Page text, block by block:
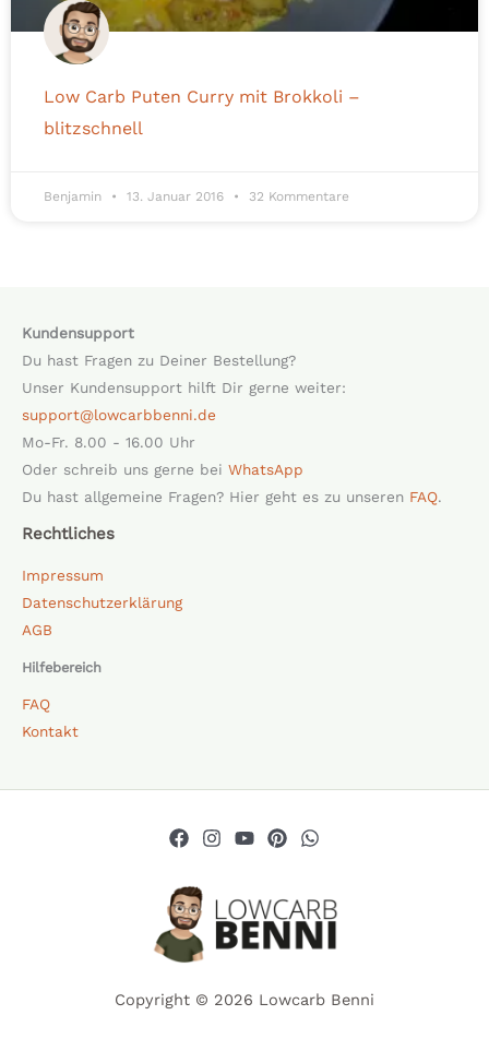
Low Carb Puten Curry mit Brokkoli –
blitzschnell
Benjamin 13. Januar 2016 32 Kommentare
Kundensupport
Du hast Fragen zu Deiner Bestellung?
Unser Kundensupport hilft Dir gerne weiter:
support@lowcarbbenni.de
Mo-Fr. 8.00 - 16.00 Uhr
Oder schreib uns gerne bei WhatsApp
Du hast allgemeine Fragen? Hier geht es zu unseren FAQ.
Rechtliches
Impressum
Datenschutzerklärung
AGB
Hilfebereich
FAQ
Kontakt
Copyright © 2026 Lowcarb Benni